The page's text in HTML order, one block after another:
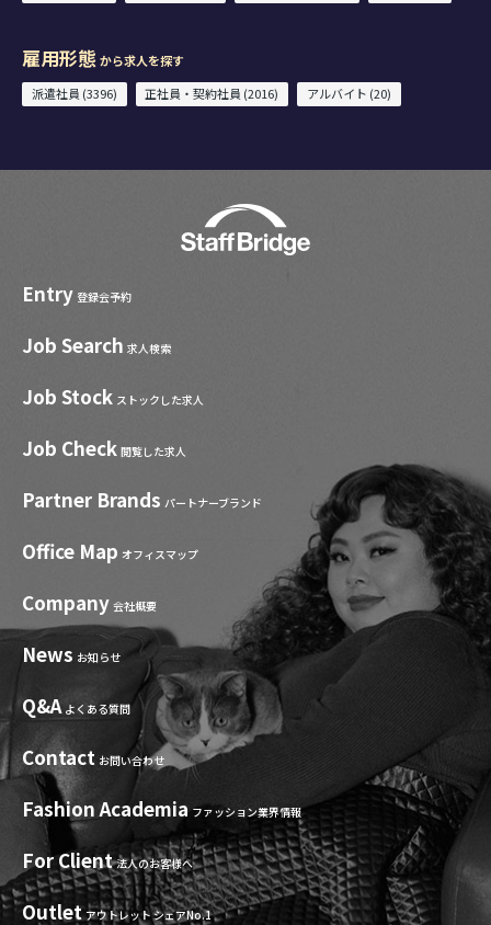
雇用形態 から求人を探す
派遣社員 (3396)
正社員・契約社員 (2016) アルバイト (20)
Entry 登録会予約
Job Search 求人検索
Job Stock ストックした求人
Job Check 閲覧した求人
Partner Brands パートナーブランド
Office Map オフィスマップ
Company 会社概要
News お知らせ
Q&A よくある質問
Contact お問い合わせ
Fashion Academia ファッション業界情報
For Client 法人のお客様へ
Outlet アウトレット シェアNo.1